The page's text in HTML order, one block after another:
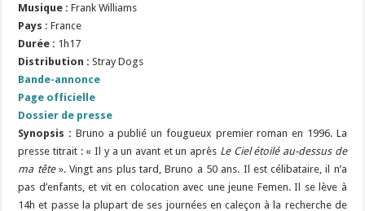
Musique : Frank Williams
Pays : France
Durée : 1h17
Distribution : Stray Dogs
Bande-annonce
Page officielle
Dossier de presse
Synopsis : Bruno a publié un fougueux premier roman en 1996. La
presse titrait : « Il y a un avant et un après Le Ciel étoilé au-dessus de
ma tête». Vingt ans plus tard, Bruno a 50 ans. Il est célibataire, il n’a
pas d’enfants, et vit en colocation avec une jeune Femen. Il se lève à
14h et passe la plupart de ses journées en caleçon à la recherche de